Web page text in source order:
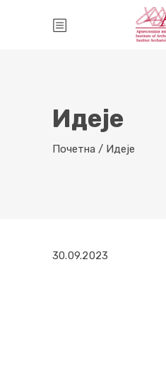
Идеје
Почетна / Идеје
30.09.2023